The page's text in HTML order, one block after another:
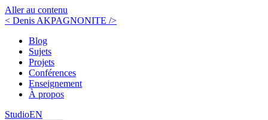
Aller au contenu
< Denis AKPAGNONITE />
Blog
Sujets
Projets
Conférences
Enseignement
À propos
StudioEN